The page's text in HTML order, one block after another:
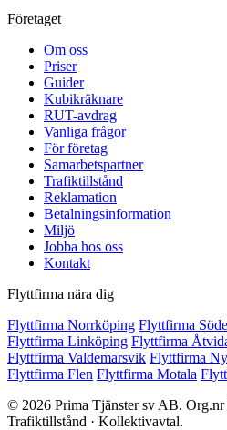
Företaget
Om oss
Priser
Guider
Kubikräknare
RUT-avdrag
Vanliga frågor
För företag
Samarbetspartner
Trafiktillstånd
Reklamation
Betalningsinformation
Miljö
Jobba hos oss
Kontakt
Flyttfirma nära dig
Flyttfirma Norrköping Flyttfirma
Flyttfirma Linköping Flyttfirma
Flyttfirma Valdemarsvik Flyttfirma
Flyttfirma Flen Flyttfirma Motala
© 2026 Prima Tjänster sv AB. Org.nr
Trafiktillstånd · Kollektivavtal.